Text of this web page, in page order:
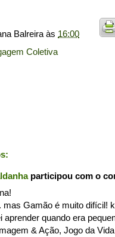
Balreira às 16:00
Coletiva
participou com o
mas Gamão é muito difícil!
aprender quando era
& Ação, Jogo da